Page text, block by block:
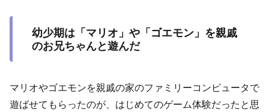
幼少期は「マリオ」や「ゴエモン」を親戚
のお兄ちゃんと遊んだ
マリオやゴエモンを親戚の家のファミリーコンピュータで
遊ばせてもらったのが、はじめてのゲーム体験だったと思